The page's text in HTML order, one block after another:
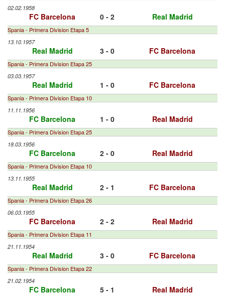
02.02.1958
FC Barcelona 0 - 2 Real Madrid
Spania - Primera Division Etapa 5
13.10.1957
Real Madrid 3 - 0 FC Barcelona
Spania - Primera Division Etapa 25
03.03.1957
Real Madrid 1 - 0 FC Barcelona
Spania - Primera Division Etapa 10
11.11.1956
FC Barcelona 1 - 0 Real Madrid
Spania - Primera Division Etapa 25
18.03.1956
FC Barcelona 2 - 0 Real Madrid
Spania - Primera Division Etapa 10
13.11.1955
Real Madrid 2 - 1 FC Barcelona
Spania - Primera Division Etapa 26
06.03.1955
FC Barcelona 2 - 2 Real Madrid
Spania - Primera Division Etapa 11
21.11.1954
Real Madrid 3 - 0 FC Barcelona
Spania - Primera Division Etapa 22
21.02.1954
FC Barcelona 5 - 1 Real Madrid